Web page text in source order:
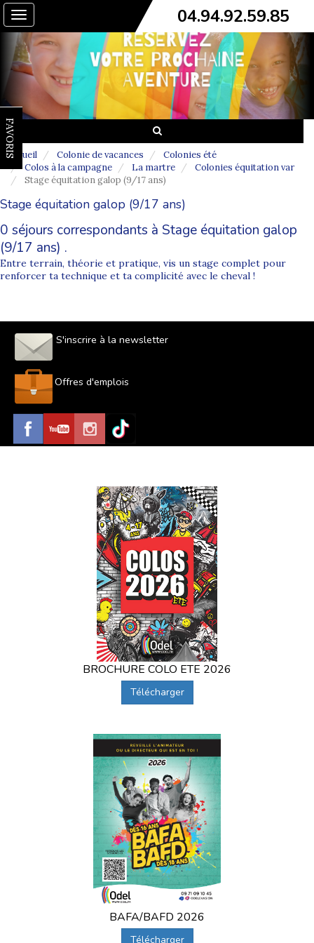
Toggle
navigation
04.94.92.59.85
FAVORIS
Accueil Colonie de vacances
Colonies été
Colos à la campagne
La martre
Colonies équitation var
Stage équitation galop (9/17 ans)
Stage équitation galop (9/17 ans)
0 séjours correspondants à Stage équitation galop
(9/17 ans) .
Entre terrain, théorie et pratique, vis un stage complet pour
renforcer ta technique et ta complicité avec le cheval !
S'inscrire à la newsletter
Offres d'emplois
BROCHURE COLO ETE 2026
Télécharger
BAFA/BAFD 2026
Télécharger